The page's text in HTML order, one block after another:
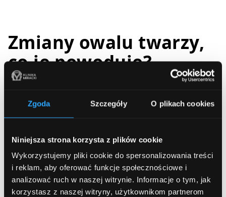
Zgoda Szczegóły O plikach cookies
Niniejsza strona korzysta z plików cookie
Wykorzystujemy pliki cookie do spersonalizowania treści
i reklam, aby oferować funkcje społecznościowe i
analizować ruch w naszej witrynie. Informacje o tym, jak
korzystasz z naszej witryny, użytkownikom partnerom
Zmiany owalu twarzy,
co je powoduje?
Utrata elastyczności:
z wiekiem skóra traci kolagen
i elastynę, co prowadzi do jej wiotczenia.
podatna na uszkodzenia.
Utrata objętości: tkanka tłuszczowa, która w
młodości nadaje twarzy pełność, z czasem zanika,
szczególnie w okolicach policzków i skroni.
Przemieszczanie się tkanki tłuszczowej:tkanka